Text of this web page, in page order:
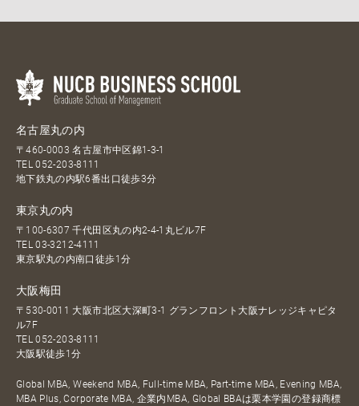
名古屋丸の内
〒460-0003 名古屋市中区錦1-3-1
TEL052-203-8111
地下鉄丸の内駅6番出口徒歩3分
東京丸の内
〒100-6307 千代田区丸の内2-4-1丸ビル7F
TEL03-3212-4111
東京駅丸の内南口徒歩1分
大阪梅田
〒530-0011 大阪市北区大深町3-1 グランフロント大阪ナレッジキャピタ
ル7F
TEL052-203-8111
大阪駅徒歩1分
Global MBA, Weekend MBA, Full-time MBA, Part-time MBA, Evening MBA,
MBA Plus, Corporate MBA, 企業内MBA, Global BBAは栗本学園の登録商標